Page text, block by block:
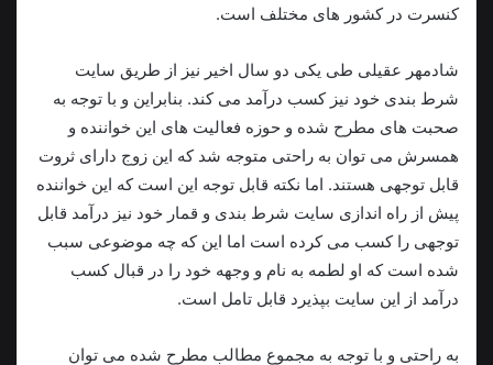
کنسرت در کشور های مختلف است.
شادمهر عقیلی طی یکی دو سال اخیر نیز از طريق سایت
شرط بندی خود نیز کسب درآمد می کند. بنابراین و با توجه به
صحبت های مطرح شده و حوزه فعالیت های این خواننده و
همسرش می توان به راحتی متوجه شد که این زوج دارای ثروت
قابل توجهی هستند. اما نکته قابل توجه این است که این خواننده
پیش از راه اندازی سایت شرط بندی و قمار خود نيز درآمد قابل
توجهی را کسب می کرده است اما این که چه موضوعی سبب
شده است که او لطمه به نام و وجهه خود را در قبال کسب
درآمد از این سایت بپذیرد قابل تامل است.
به راحتی و با توجه به مجموع مطالب مطرح شده می توان